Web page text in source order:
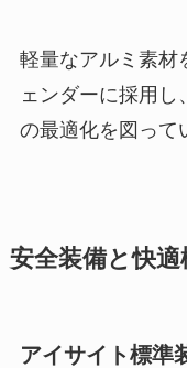
軽量なアルミ素材
ェンダーに採用し
の最適化を図って
安全装備と快適
アイサイト標準